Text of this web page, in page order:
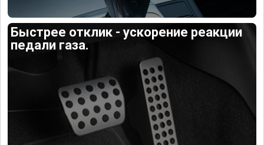
Быстрее отклик - ускорение реакции
педали газа.